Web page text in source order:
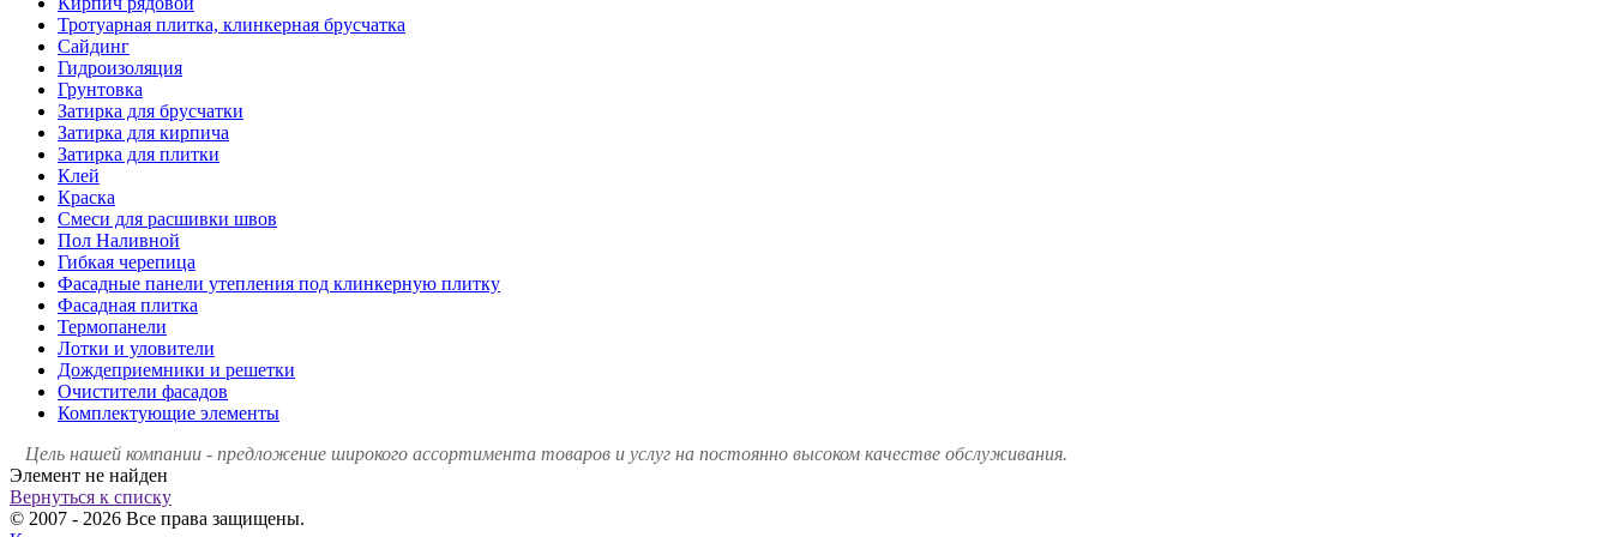
Тротуарная плитка, клинкерная брусчатка
Сайдинг
Гидроизоляция
Грунтовка
Затирка для брусчатки
Затирка для кирпича
Затирка для плитки
Клей
Краска
Смеси для расшивки швов
Пол Наливной
Гибкая черепица
Фасадные панели утепления под клинкерную плитку
Фасадная плитка
Термопанели
Лотки и уловители
Дождеприемники и решетки
Очистители фасадов
Комплектующие элементы
Цель нашей компании - предложение широкого ассортимента товаров и услуг на постоянно высоком качестве обслуживания.
Элемент не найден
Вернуться к списку
© 2007 - 2026 Все права защищены.